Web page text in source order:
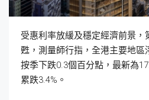
受惠利率放緩及穩定經濟前景
甦，測量師行指，全港主要地區
按季下跌0.3個百分點，最新為
累跌3.4%。